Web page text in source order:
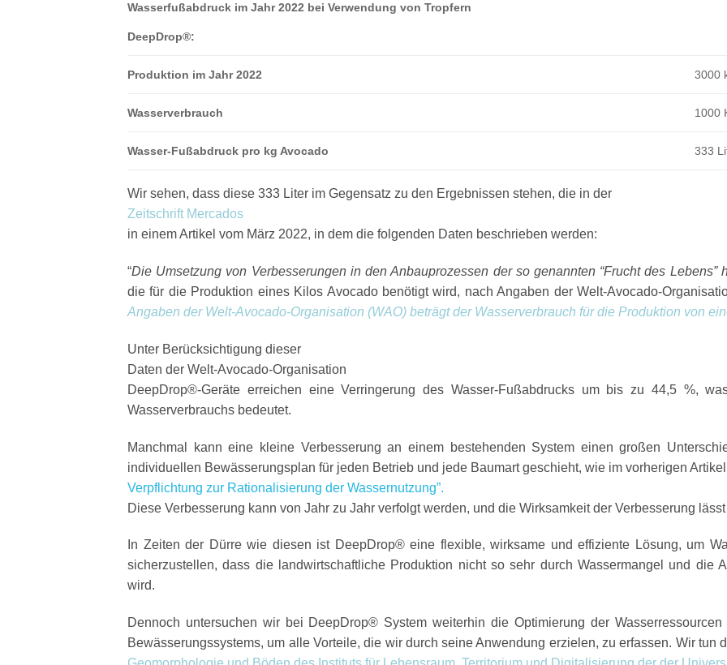
Wasserfußabdruck im Jahr 2022 bei Verwendung von Tropfern
DeepDrop®:
Produktion im Jahr 2022 3000
Wasserverbrauch 1000
Wasser-Fußabdruck pro kg Avocado 333
Wir sehen, dass diese 333 Liter im Gegensatz zu den Ergebnissen stehen, die in der
Zeitschrift Mercados
in einem Artikel vom März 2022, in dem die folgenden Daten beschrieben werden:
“Die Umsetzung von Verbesserungen in den Anbauprozessen der so genannten “Frucht des Lebens”
die für die Produktion eines Kilos Avocado benötigt wird, nach Angaben der Welt-Avocado-
Angaben der Welt-Avocado-Organisation (WAO) beträgt der Wasserverbrauch für die Produktion von
Unter Berücksichtigung dieser
Daten der Welt-Avocado-Organisation
DeepDrop®-Geräte erreichen eine Verringerung des Wasser-Fußabdrucks um bis zu 44,5 %,
Wasserverbrauchs bedeutet.
Manchmal kann eine kleine Verbesserung an einem bestehenden System einen großen
individuellen Bewässerungsplan für jeden Betrieb und jede Baumart geschieht, wie im vorherigen
Verpflichtung zur Rationalisierung der Wassernutzung”.
Diese Verbesserung kann von Jahr zu Jahr verfolgt werden, und die Wirksamkeit der Verbesserung
In Zeiten der Dürre wie diesen ist DeepDrop® eine flexible, wirksame und effiziente Lösung, um
sicherzustellen, dass die landwirtschaftliche Produktion nicht so sehr durch Wassermangel und die
wird.
Dennoch untersuchen wir bei DeepDrop® System weiterhin die Optimierung der
Bewässerungssystems, um alle Vorteile, die wir durch seine Anwendung erzielen, zu erfassen. Wir tun